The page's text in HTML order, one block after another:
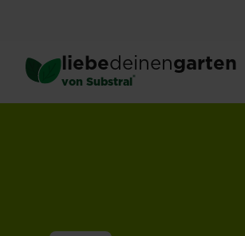
content
liebedeinengarten
von Substral®